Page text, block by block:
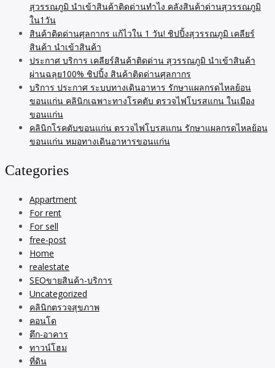
สุวรรณภูมิ นำเข้าสินค้าติดด่านทำไง คลังสินค้าด่านสุวรรณภูมิ
ใน1วัน
สินค้าติดด่านศุลกากร แก้ไวใน 1 วัน! ชิปปิ้งสุวรรณภูมิ เคลียร์
สินค้า นำเข้าสินค้า
ประกาศ บริการ เคลียร์สินค้าติดด่าน สุวรรณภูมิ นำเข้าสินค้า
ผ่านฉลุย100% ชิปปิ้ง สินค้าติดด่านศุลกากร
บริการ ประกาศ ระบบทางเดินอาหาร รักษาแผลกรดไหลย้อน
ขอนแก่น คลินิกเฉพาะทางโรคตับ ตรวจไฟโบรสแกน ในเมือง
ขอนแก่น
คลินิกโรคตับขอนแก่น ตรวจไฟโบรสแกน รักษาแผลกรดไหลย้อน
ขอนแก่น หมอทางเดินอาหารขอนแก่น
Categories
Appartment
For rent
For sell
free-post
Home
realestate
SEOขายสินค้า-บริการ
Uncategorized
คลินิกตรวจสุขภาพ
คอนโด
ตึก-อาคาร
ทาวน์โฮม
ที่ดิน